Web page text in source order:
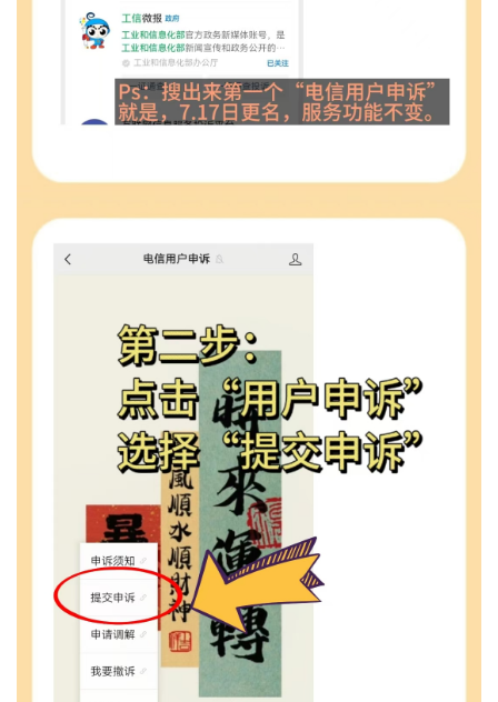
号
百
登录
投稿